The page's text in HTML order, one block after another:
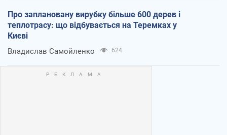
Про заплановану вирубку більше 600 дерев і
теплотрасу: що відбувається на Теремках у
Києві
Владислав Самойленко 624